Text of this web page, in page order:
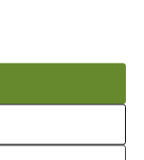
sima öntöttvas
edény